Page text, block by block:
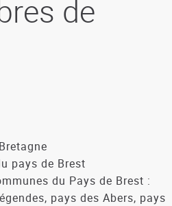
de
pays de Brest
du Pays de Brest :
pays des Abers, pays